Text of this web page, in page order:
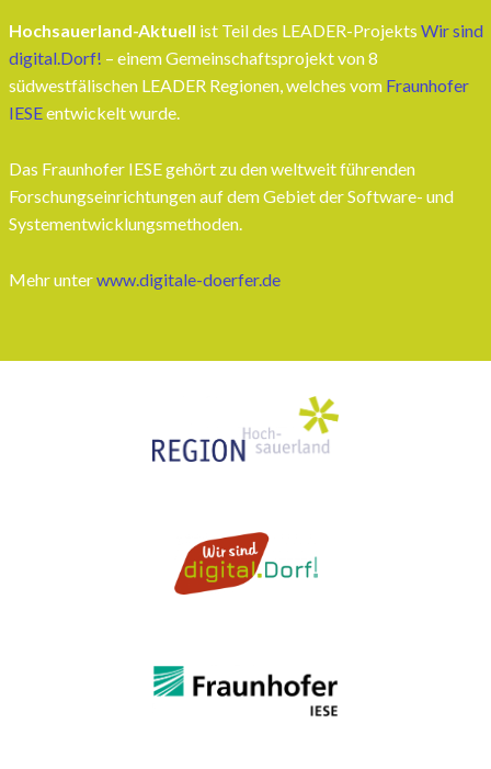
Hochsauerland-Aktuell ist Teil des LEADER-Projekts Wir sind
digital.Dorf! – einem Gemeinschaftsprojekt von 8
südwestfälischen LEADER Regionen, welches vom Fraunhofer
IESEentwickelt wurde.
Das Fraunhofer IESE gehört zu den weltweit führenden
Forschungseinrichtungen auf dem Gebiet der Software- und
Systementwicklungsmethoden.
Mehr unterwww.digitale-doerfer.de